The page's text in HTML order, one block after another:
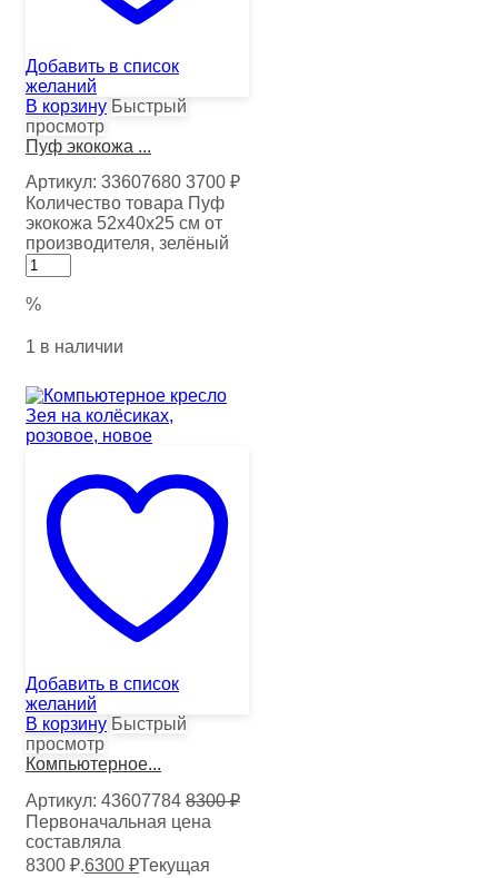
Добавить в список
желаний
В корзину Быстрый
просмотр
Пуф экокожа ...
Артикул: 33607680 3700 ₽
Количество товара Пуф
экокожа 52х40х25 см от
производителя, зелёный
%
1 в наличии
Добавить в список
желаний
В корзину Быстрый
просмотр
Компьютерное...
Артикул: 43607784 8300₽
Первоначальная цена
составляла
8300 ₽.6300 ₽Текущая